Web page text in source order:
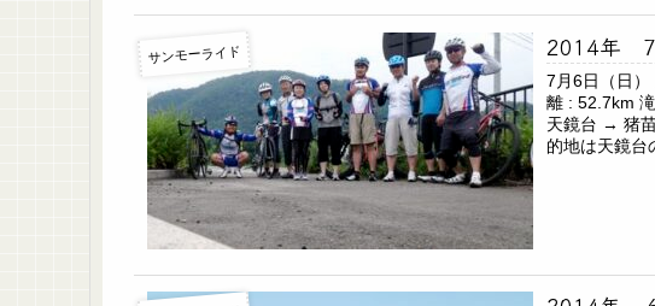
サンモーライド 2014年 7
7月6日（日
離 : 52.7km
天鏡台 → 猪
的地は天鏡台